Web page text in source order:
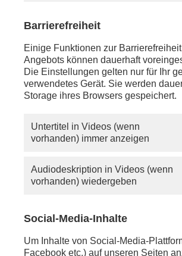
Barrierefreiheit
Einige Funktionen zur
Angebots können dauerhaft
Die Einstellungen gelten nur für Ihr
verwendetes Gerät. Sie werden
Storage ihres Browsers gespeichert.
Untertitel in Videos (wenn
vorhanden) immer anzeigen
Audiodeskription in Videos (wenn
vorhanden) wiedergeben
Social-Media-Inhalte
Um Inhalte von Social-Media-
Facebook etc.) auf unseren Seiten